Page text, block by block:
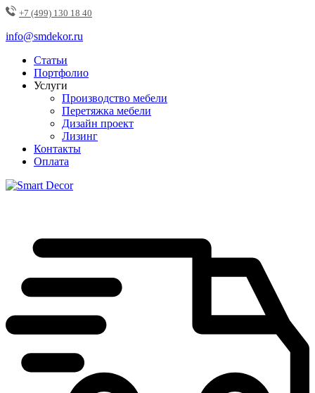
+7 (499) 130 18 40
info@smdekor.ru
Статьи
Портфолио
Услуги
Производство мебели
Перетяжка мебели
Дизайн проект
Лизинг
Контакты
Оплата